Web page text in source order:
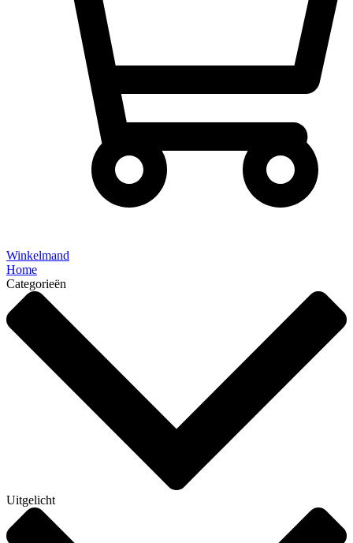
Winkelmand
Home
Categorieën
Uitgelicht